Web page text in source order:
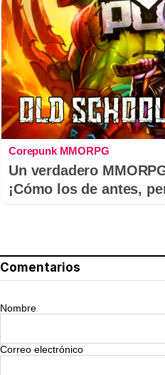
Corepunk MMORPG
Un verdadero
¡Cómo los de antes,
Comentarios
Nombre
Correo electrónico